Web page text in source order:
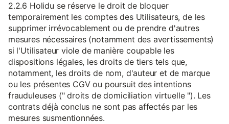
2.2.6 Holidu se réserve le droit de bloquer
temporairement les comptes des Utilisateurs, de les
supprimer irrévocablement ou de prendre d'autres
mesures nécessaires (notamment des avertissements)
si l'Utilisateur viole de manière coupable les
dispositions légales, les droits de tiers tels que,
notamment, les droits de nom, d'auteur et de marque
ou les présentes CGV ou poursuit des intentions
frauduleuses (" droits de domiciliation virtuelle "). Les
contrats déjà conclus ne sont pas affectés par les
mesures susmentionnées.